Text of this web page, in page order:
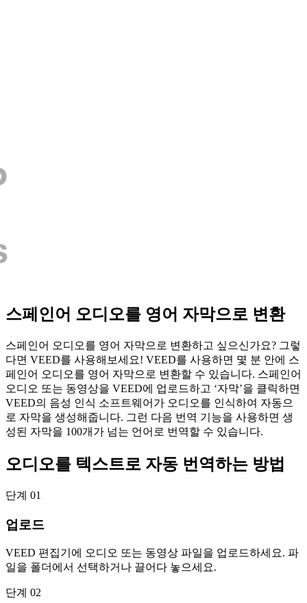
스페인어 오디오를 영어 자막으로 변환
스페인어 오디오를 영어 자막으로 변환하고 싶으신가요? 그렇
다면 VEED를 사용해보세요! VEED를 사용하면 몇 분 안에 스
페인어 오디오를 영어 자막으로 변환할 수 있습니다. 스페인어
오디오 또는 동영상을 VEED에 업로드하고 ‘자막’을 클릭하면
VEED의 음성 인식 소프트웨어가 오디오를 인식하여 자동으
로 자막을 생성해줍니다. 그런 다음 번역 기능을 사용하면 생
성된 자막을 100개가 넘는 언어로 번역할 수 있습니다.
오디오를 텍스트로 자동 번역하는 방법
단계 01
업로드
VEED 편집기에 오디오 또는 동영상 파일을 업로드하세요. 파
일을 폴더에서 선택하거나 끌어다 놓으세요.
단계 02